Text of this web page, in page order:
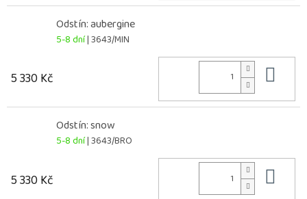
Odstín: aubergine
5-8 dní| 3643/MIN
5 330 Kč
Odstín: snow
5-8 dní| 3643/BRO
5 330 Kč